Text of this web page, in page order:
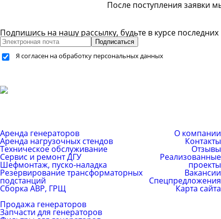
После поступления заявки
Подпишись на нашу рассылку, будьте в курсе
Подписаться
Я согласен на обработку персональных данных
Аренда генераторов
Аренда нагрузочных стендов
Техническое обслуживание
Сервис и ремонт ДГУ
Шефмонтаж, пуско-наладка
Резервирование трансформаторных
подстанций
Сборка АВР, ГРЩ
О компании
Контакты
Отзывы
Реализованные
проекты
Вакансии
Спецпредложения
Карта сайта
Каталог товаров
Продажа генераторов
Запчасти для генераторов